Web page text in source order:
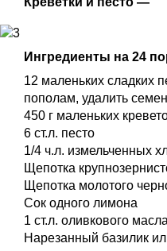
Ингредиенты на 24
12 маленьких сладких
пополам, удалить
450 г маленьких
6 ст.л. песто
1/4 ч.л. измельченных
Щепотка
Щепотка молотого
Сок одного лимона
1 ст.л. оливкового
Нарезанный базилик